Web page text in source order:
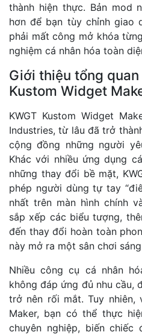
thành hiện thực. Bản mod
hơn để bạn tùy chỉnh giao
phải mất công mở khóa
nghiệm cá nhân hóa toàn
Giới thiệu tổng
Kustom Widget
KWGT Kustom Widget
Industries, từ lâu đã trở
cộng đồng những người
Khác với nhiều ứng dụng
những thay đổi bề mặt,
phép người dùng tự tay
nhất trên màn hình chính
sắp xếp các biểu tượng,
đến thay đổi hoàn toàn
này mở ra một sân chơi
Nhiều công cụ cá nhân
không đáp ứng đủ nhu cầu,
trở nên rối mắt. Tuy nhiên,
Maker, bạn có thể thực
chuyên nghiệp, biến